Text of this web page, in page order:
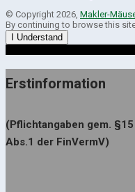
© Copyright 2026, Makler-
By continuing to browse this
I Understand
Erstinformation
(Pflichtangaben gem.
Abs.1 der FinVermV)